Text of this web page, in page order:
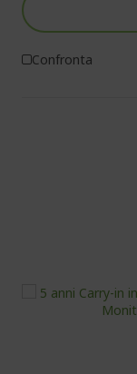
Confronta